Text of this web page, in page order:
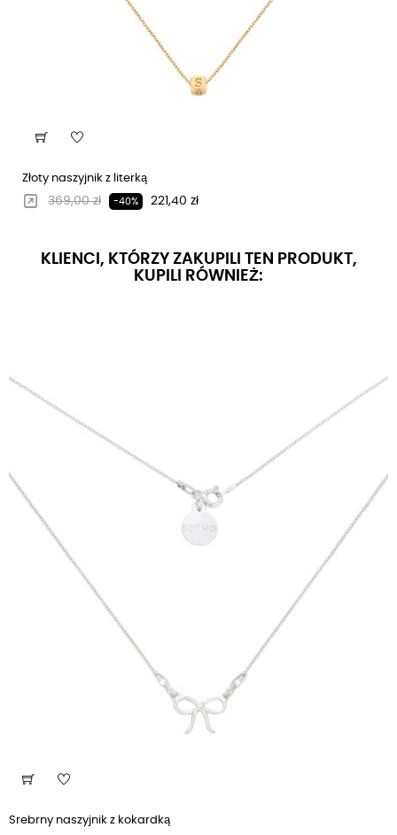
Złoty naszyjnik z literką
Regularna cena
369,00 zł -40% Cena
221,40 zł
KLIENCI, KTÓRZY ZAKUPILI TEN PRODUKT,
KUPILI RÓWNIEŻ:
Srebrny naszyjnik z kokardką